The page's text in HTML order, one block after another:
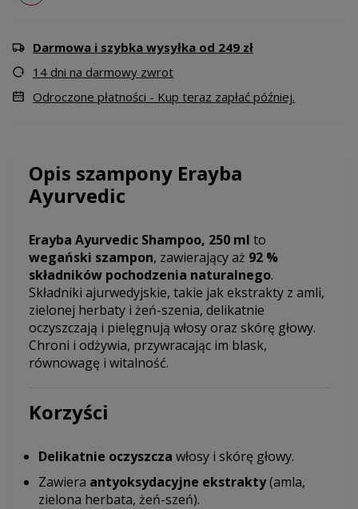
Darmowa i szybka wysyłka od 249 zł
14 dni na darmowy zwrot
Odroczone płatności - Kup teraz zapłać później.
Opis szampony Erayba
Ayurvedic
Erayba Ayurvedic Shampoo, 250 ml to
wegański szampon, zawierający aż 92 %
składników pochodzenia naturalnego.
Składniki ajurwedyjskie, takie jak ekstrakty z amli,
zielonej herbaty i żeń-szenia, delikatnie
oczyszczają i pielęgnują włosy oraz skórę głowy.
Chroni i odżywia, przywracając im blask,
równowagę i witalność.
Korzyści
Delikatnie oczyszcza włosy i skórę głowy.
Zawiera antyoksydacyjne ekstrakty(amla,
zielona herbata, żeń-szeń).